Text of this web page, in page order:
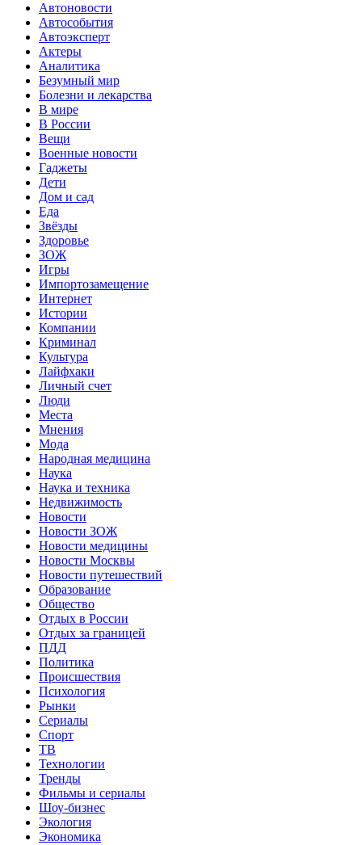
Автоновости
Автособытия
Автоэксперт
Актеры
Аналитика
Безумный мир
Болезни и лекарства
В мире
В России
Вещи
Военные новости
Гаджеты
Дети
Дом и сад
Еда
Звёзды
Здоровье
ЗОЖ
Игры
Импортозамещение
Интернет
Истории
Компании
Криминал
Культура
Лайфхаки
Личный счет
Люди
Места
Мнения
Мода
Народная медицина
Наука
Наука и техника
Недвижимость
Новости
Новости ЗОЖ
Новости медицины
Новости Москвы
Новости путешествий
Образование
Общество
Отдых в России
Отдых за границей
ПДД
Политика
Происшествия
Психология
Рынки
Сериалы
Спорт
ТВ
Технологии
Тренды
Фильмы и сериалы
Шоу-бизнес
Экология
Экономика